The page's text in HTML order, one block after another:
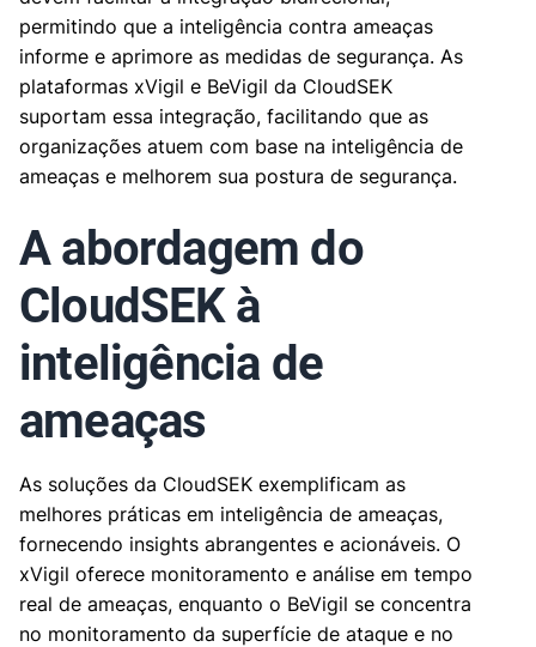
permitindo que a inteligência contra ameaças
informe e aprimore as medidas de segurança. As
plataformas xVigil e BeVigil da CloudSEK
suportam essa integração, facilitando que as
organizações atuem com base na inteligência de
ameaças e melhorem sua postura de segurança.
A abordagem do
CloudSEK à
inteligência de
ameaças
As soluções da CloudSEK exemplificam as
melhores práticas em inteligência de ameaças,
fornecendo insights abrangentes e acionáveis. O
xVigil oferece monitoramento e análise em tempo
real de ameaças, enquanto o BeVigil se concentra
no monitoramento da superfície de ataque e no